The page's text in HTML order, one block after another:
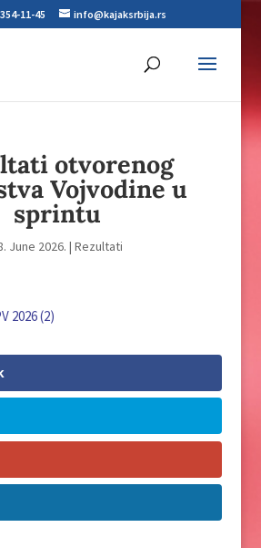
11-45 info@kajaksrbija.rs
otvorenog
Vojvodine u
sprintu
June 2026. |Rezultati
2026 (2)